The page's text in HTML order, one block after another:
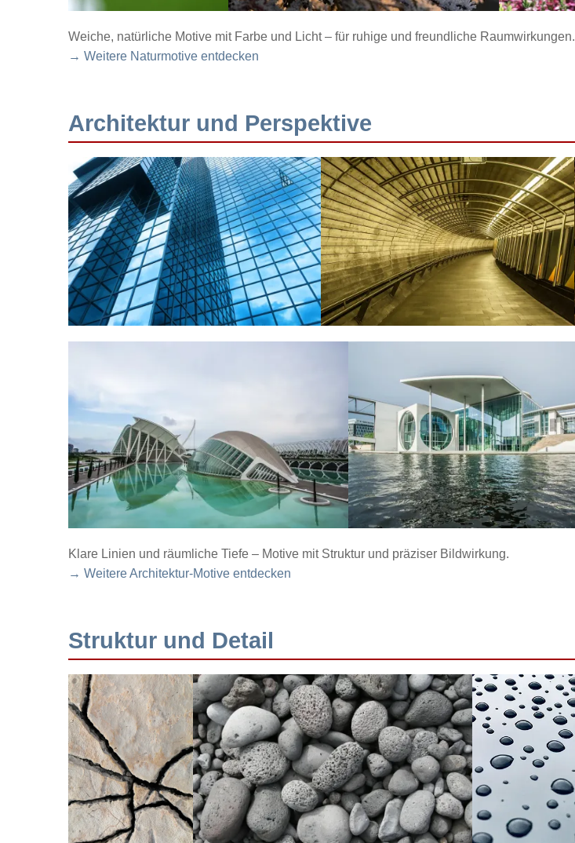
Weiche, natürliche Motive mit Farbe und Licht – für ruhige und freundliche Raumwirkungen.
→ Weitere Naturmotive entdecken
Architektur und Perspektive
Klare Linien und räumliche Tiefe – Motive mit Struktur und präziser Bildwirkung.
→ Weitere Architektur-Motive entdecken
Struktur und Detail